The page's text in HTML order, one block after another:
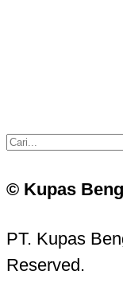
© Kupas
PT. Kupas
Reserved.